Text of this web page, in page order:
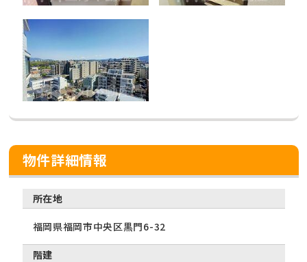
物件詳細情報
所在地
福岡県福岡市中央区黒門6-32
階建